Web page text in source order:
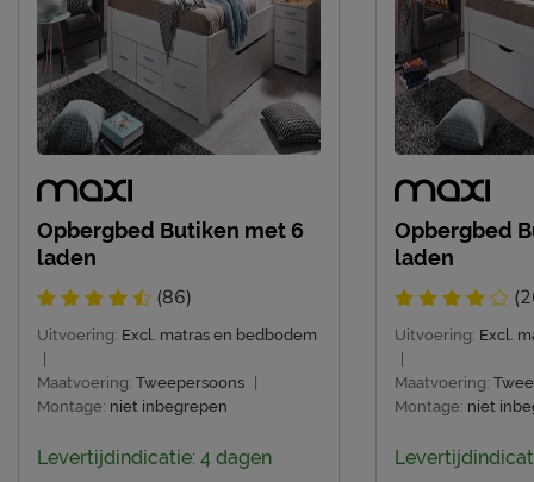
Montage
niet inbegrepen
Leveranciersinformatie
Naam Beter Bed B.V.
Locatie
Postbus 716, 5400 AS,
Uden, Nederland
Opbergbed Butiken met 6
laden
(86)
Uitvoering: Excl. matras en bedbodem
|
Maatvoering: Tweepersoons |
Montage: niet inbegrepen
Levertijdindicatie: 4 dagen
Opbergbed
laden
Uitvoering: Excl.
|
Maatvoering:
Montage: niet